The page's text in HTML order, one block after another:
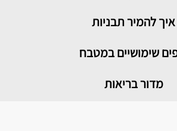
איך להמיר תבניות
שימושיים במטבח
מדור בריאות